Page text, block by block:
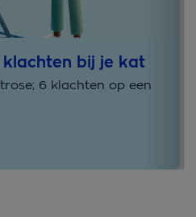
bij je kat
6 klachten op een